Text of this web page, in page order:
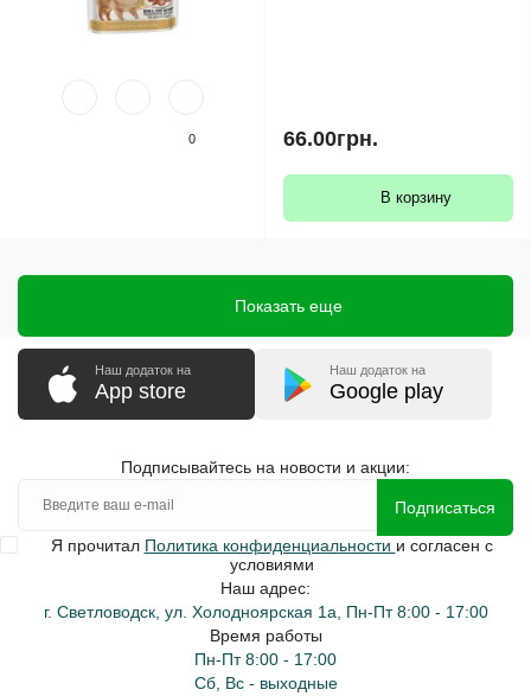
0 66.00грн.
В корзину
Показать еще
Наш додаток на
App store
Наш додаток на
Google play
Подписывайтесь на новости и акции:
Подписаться
Я прочитал Политика конфиденциальности и согласен с
условиями
Наш адрес:
г. Светловодск, ул. Холодноярская 1а, Пн-Пт 8:00 - 17:00
Время работы
Пн-Пт 8:00 - 17:00
Сб, Вс - выходные